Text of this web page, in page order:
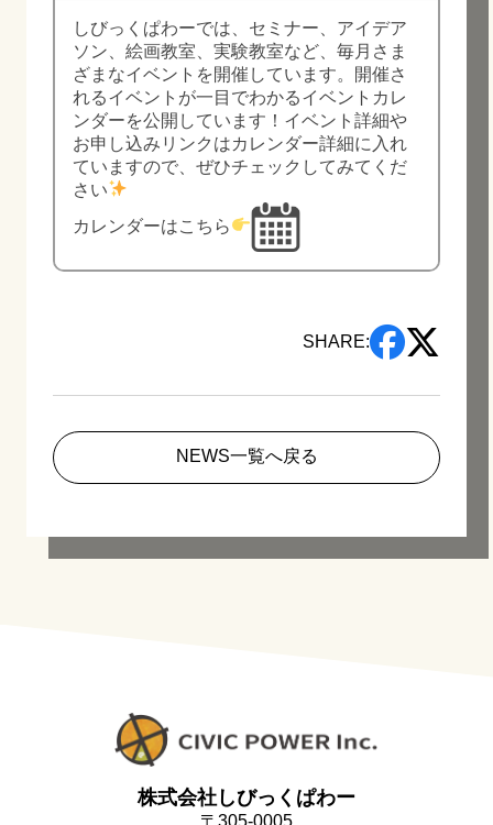
しびっくぱわーでは、セミナー、アイデア
ソン、絵画教室、実験教室など、毎月さま
ざまなイベントを開催しています。開催さ
れるイベントが一目でわかるイベントカレ
ンダーを公開しています！イベント詳細や
お申し込みリンクはカレンダー詳細に入れ
ていますので、ぜひチェックしてみてくだ
さい
カレンダーはこちら
SHARE:
NEWS一覧へ戻る
株式会社しびっくぱわー
〒305-0005